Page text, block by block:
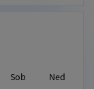
Sob Ned